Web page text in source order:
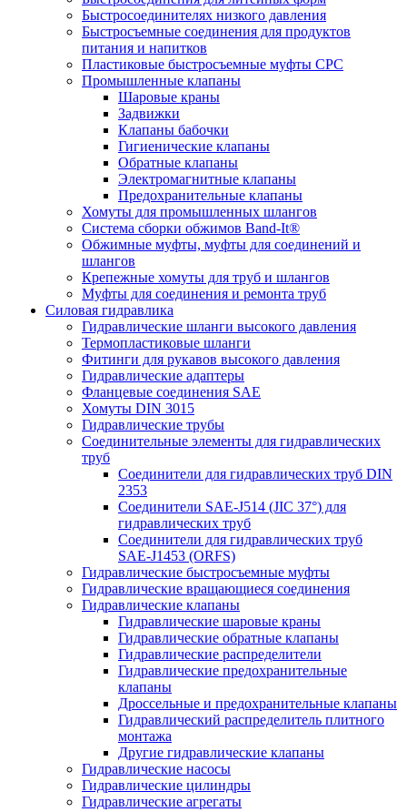
Быстросоединителях низкого давления
Быстросъемные соединения для продуктов
питания и напитков
Пластиковые быстросъемные муфты CPC
Промышленные клапаны
Шаровые краны
Задвижки
Клапаны бабочки
Гигиенические клапаны
Обратные клапаны
Электромагнитные клапаны
Предохранительные клапаны
Хомуты для промышленных шлангов
Система сборки обжимов Band-It®
Обжимные муфты, муфты для соединений и
шлангов
Крепежные хомуты для труб и шлангов
Муфты для соединения и ремонта труб
Силовая гидравлика
Гидравлические шланги высокого давления
Термопластиковые шланги
Фитинги для рукавов высокого давления
Гидравлические адаптеры
Фланцевые соединения SAE
Хомуты DIN 3015
Гидравлические трубы
Соединительные элементы для гидравлических
труб
Соединители для гидравлических труб DIN
2353
Соединители SAE-J514 (JIC 37°) для
гидравлических труб
Соединители для гидравлических труб
SAE-J1453 (ORFS)
Гидравлические быстросъемные муфты
Гидравлические вращающиеся соединения
Гидравлические клапаны
Гидравлические шаровые краны
Гидравлические обратные клапаны
Гидравлические распределители
Гидравлические предохранительные
клапаны
Дроссельные и предохранительные клапаны
Гидравлический распределитель плитного
монтажа
Другие гидравлические клапаны
Гидравлические насосы
Гидравлические цилиндры
Гидравлические агрегаты